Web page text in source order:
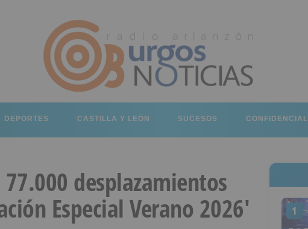
DEPORTES CASTILLA Y LEÓN SUCESOS CONFIDENCIAL
desplazamientos
Especial Verano 2026'
1